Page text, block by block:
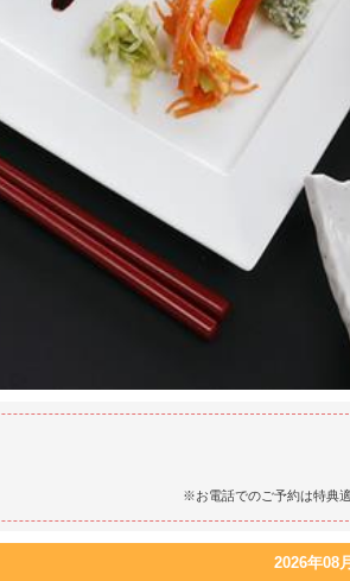
※お電話でのご予約は特典
2026年08月